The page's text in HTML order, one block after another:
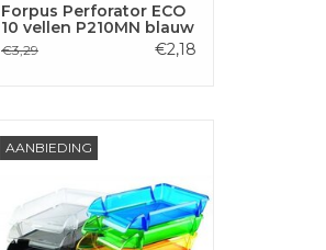
Forpus Perforator ECO
10 vellen P210MN blauw
€3,29 €2,18
AANBIEDINGtransparant
TOEVOEGEN AAN
WINKELWAGEN